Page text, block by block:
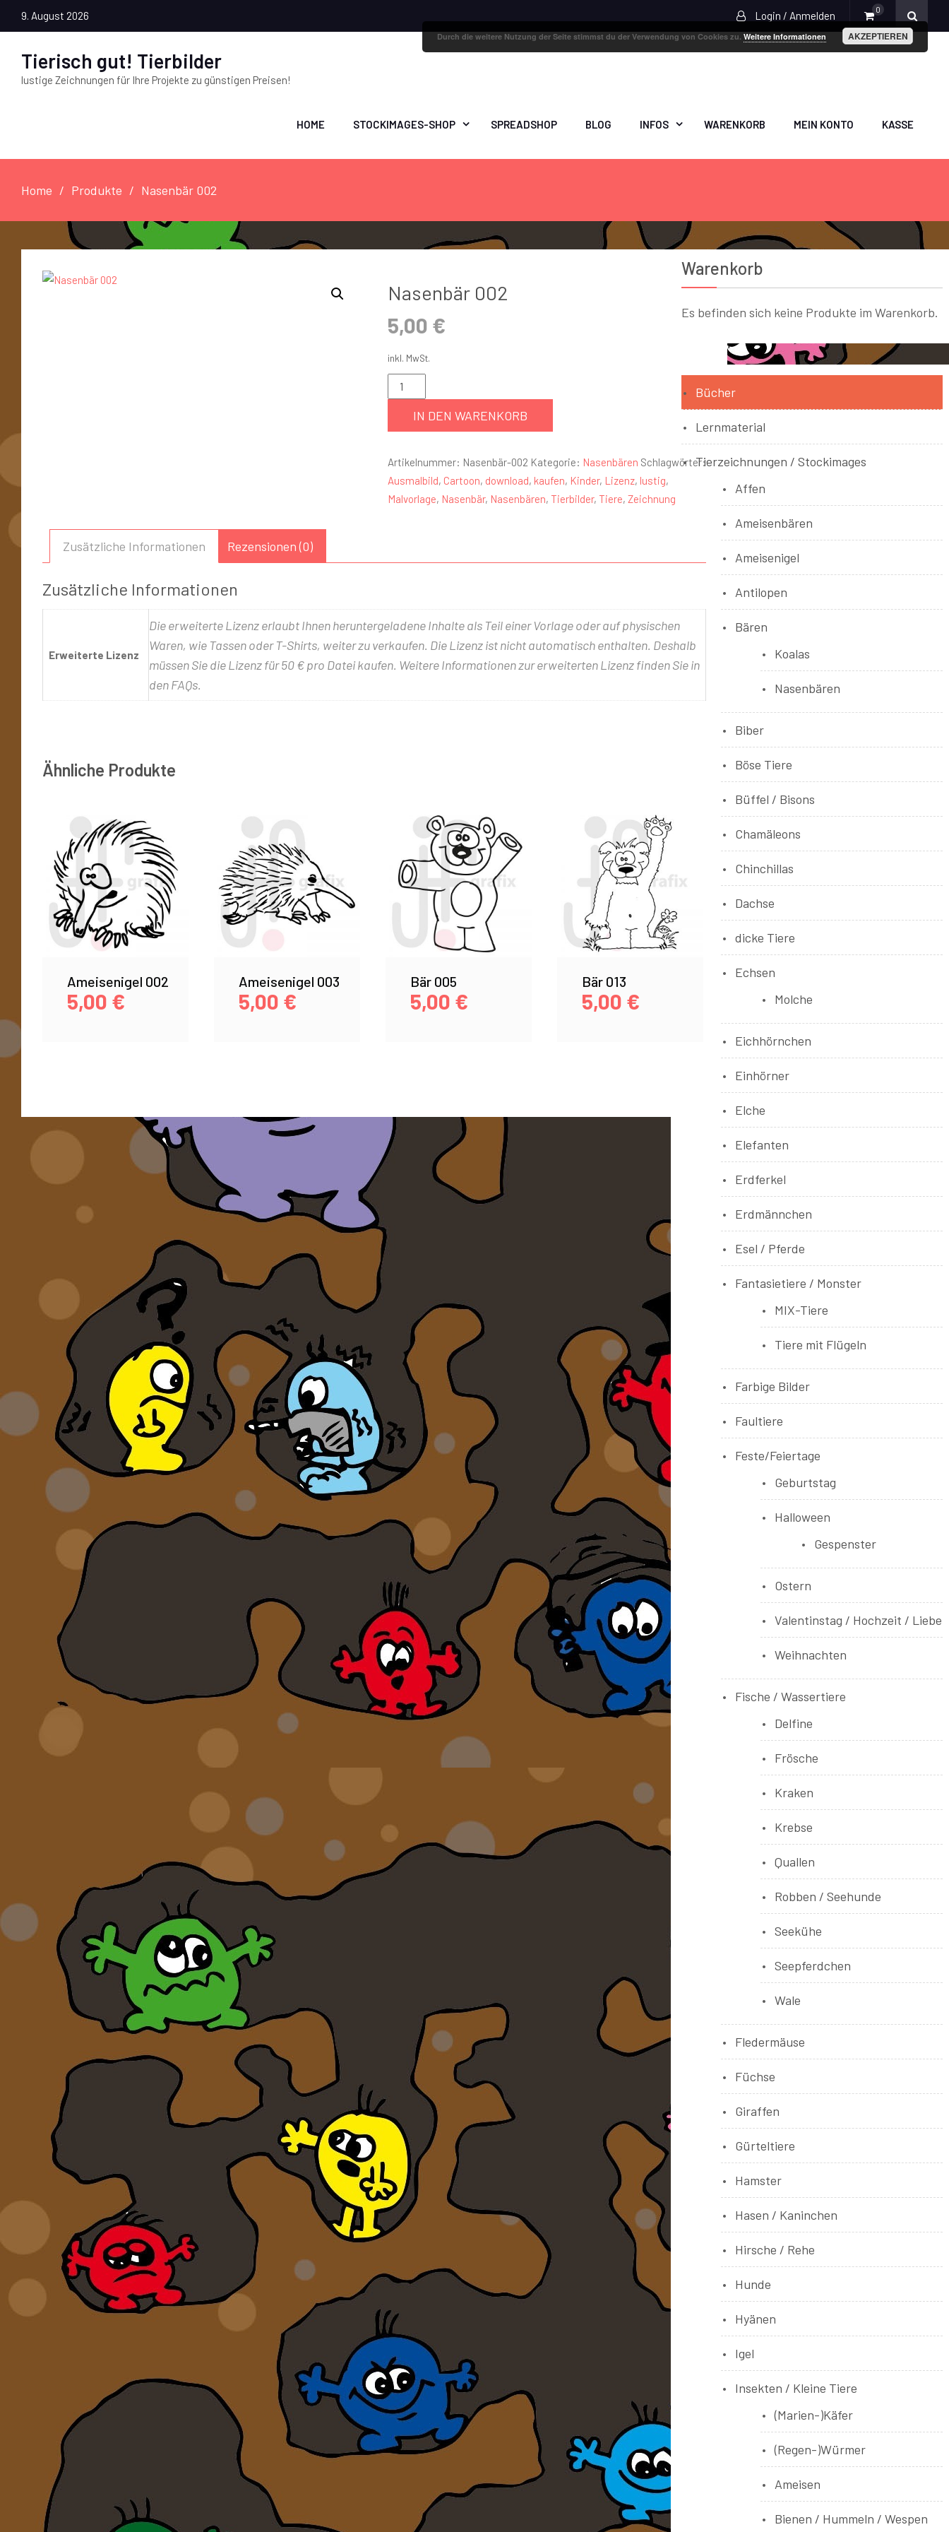
9. August 2026 Login / Anmelden 0
Tierisch gut! Tierbilder
lustige Zeichnungen für Ihre Projekte zu günstigen Preisen!
HOME STOCKIMAGES-SHOP SPREADSHOP BLOG INFOS WARENKORB MEIN KONTO KASSE
Home Produkte Nasenbär 002
Nasenbär 002
5,00 €
inkl. MwSt.
IN DEN WARENKORB
Artikelnummer: Nasenbär-002 Kategorie: Nasenbären Schlagwörter:
Ausmalbild, Cartoon, download, kaufen, Kinder, Lizenz, lustig,
Malvorlage, Nasenbär, Nasenbären, Tierbilder, Tiere, Zeichnung
Zusätzliche Informationen Rezensionen (0)
Zusätzliche Informationen
Erweiterte Lizenz
Die erweiterte Lizenz erlaubt Ihnen heruntergeladene Inhalte als Teil einer Vorlage oder auf physischen
Waren, wie Tassen oder T-Shirts, weiter zu verkaufen. Die Lizenz ist nicht automatisch enthalten. Deshalb
müssen Sie die Lizenz für 50 € pro Datei kaufen. Weitere Informationen zur erweiterten Lizenz finden Sie in
den FAQs.
Ähnliche Produkte
Ameisenigel 002
5,00 €
Ameisenigel 003
5,00 €
Bär 005
5,00 €
Bär 013
5,00 €
Warenkorb
Es befinden sich keine Produkte im Warenkorb.
Bücher
Lernmaterial
Tierzeichnungen / Stockimages
Affen
Ameisenbären
Ameisenigel
Antilopen
Bären
Koalas
Nasenbären
Biber
Böse Tiere
Büffel / Bisons
Chamäleons
Chinchillas
Dachse
dicke Tiere
Echsen
Molche
Eichhörnchen
Einhörner
Elche
Elefanten
Erdferkel
Erdmännchen
Esel / Pferde
Fantasietiere / Monster
MIX-Tiere
Tiere mit Flügeln
Farbige Bilder
Faultiere
Feste/Feiertage
Geburtstag
Halloween
Gespenster
Ostern
Valentinstag / Hochzeit / Liebe
Weihnachten
Fische / Wassertiere
Delfine
Frösche
Kraken
Krebse
Quallen
Robben / Seehunde
Seekühe
Seepferdchen
Wale
Fledermäuse
Füchse
Giraffen
Gürteltiere
Hamster
Hasen / Kaninchen
Hirsche / Rehe
Hunde
Hyänen
Igel
Insekten / Kleine Tiere
(Marien-)Käfer
(Regen-)Würmer
Ameisen
Bienen / Hummeln / Wespen
Durch die weitere Nutzung der Seite stimmst du der Verwendung von Cookies zu. Weitere Informationen AKZEPTIEREN